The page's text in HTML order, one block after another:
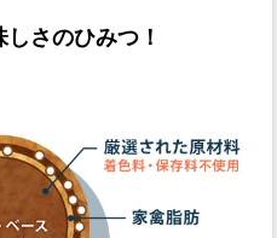
さのひみつ！